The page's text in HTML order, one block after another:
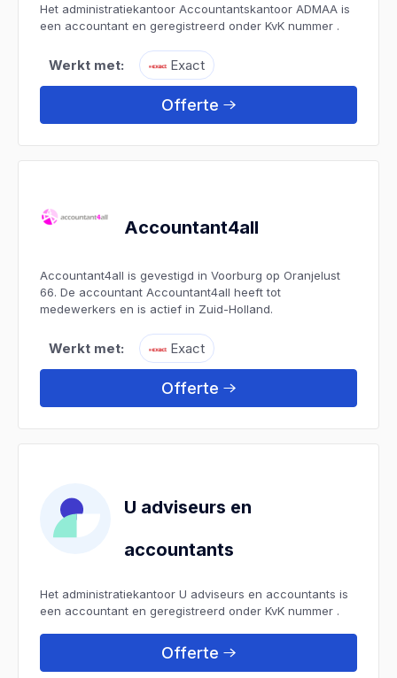
Het administratiekantoor Accountantskantoor ADMAA is
een accountant en geregistreerd onder KvK nummer .
Werkt met: Exact
Offerte
Accountant4all
Accountant4all is gevestigd in Voorburg op Oranjelust
66. De accountant Accountant4all heeft tot
medewerkers en is actief in Zuid-Holland.
Werkt met: Exact
Offerte
U adviseurs en
accountants
Het administratiekantoor U adviseurs en accountants is
een accountant en geregistreerd onder KvK nummer .
Offerte